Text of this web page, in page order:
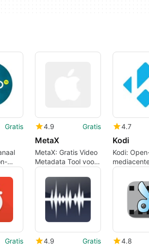
Gratis
op
4.9 Gratis
MetaX
MetaX: Gratis Video
Metadata Tool voor
Mac
4.7
Kodi
Kodi:
Mac-
Gratis 4.9 Gratis 4.8